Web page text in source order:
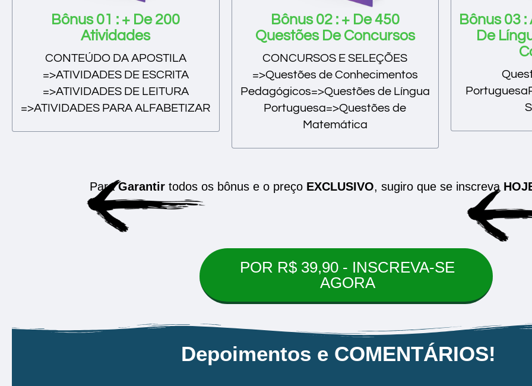
Bônus 01 : + De 200
Atividades
CONTEÚDO DA APOSTILA
=>ATIVIDADES DE ESCRITA
=>ATIVIDADES DE LEITURA
=>ATIVIDADES PARA ALFABETIZAR
Bônus 02 : + De 450
Questões De Concursos
CONCURSOS E SELEÇÕES
=>Questões de Conhecimentos
Pedagógicos=>Questões de Língua
Portuguesa=>Questões de
Matemática
Bônus 03
De
ParaGarantirtodos os bônus e o preço EXCLUSIVO, sugiro que se inscreva
POR R$ 39,90 - INSCREVA-SE
AGORA
Depoimentos e COMENTÁRIOS!